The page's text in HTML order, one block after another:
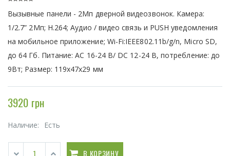
Вызывные панели - 2Мп дверной видеозвонок. Камера:
1/2.7” 2Mп; H.264; Аудио / видео связь и PUSH уведомления
на мобильное приложение; Wi-Fi:IEEE802.11b/g/n, Micro SD,
до 64 Гб. Питание: AC 16-24 В/ DC 12-24 В, потребление: до
9Вт; Размер: 119х47х29 мм
3920 грн
Наличие: Есть
В КОРЗИНУ